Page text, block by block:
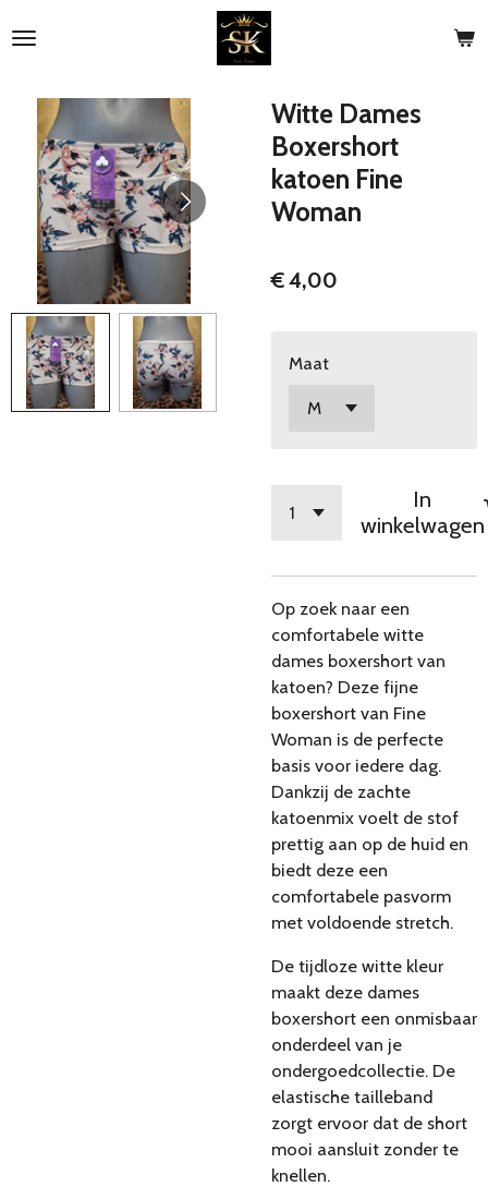
direct
hoofdinhoud
Witte Dames
Boxershort
katoen Fine
Woman
€ 4,00
Maat
In
winkelwagen
Op zoek naar een
comfortabele witte
dames boxershort van
katoen? Deze fijne
boxershort van Fine
Woman is de perfecte
basis voor iedere dag.
Dankzij de zachte
katoenmix voelt de stof
prettig aan op de huid en
biedt deze een
comfortabele pasvorm
met voldoende stretch.
De tijdloze witte kleur
maakt deze dames
boxershort een onmisbaar
onderdeel van je
ondergoedcollectie. De
elastische tailleband
zorgt ervoor dat de short
mooi aansluit zonder te
knellen.